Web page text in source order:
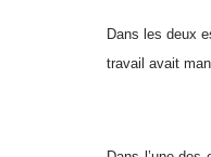
Dans les deux
travail avait